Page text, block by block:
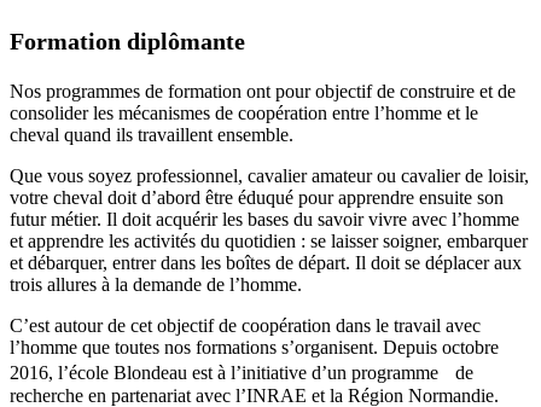
Formation diplômante
Nos programmes de formation ont pour objectif de construire et de
consolider les mécanismes de coopération entre l’homme et le
cheval quand ils travaillent ensemble.
Que vous soyez professionnel, cavalier amateur ou cavalier de loisir,
votre cheval doit d’abord être éduqué pour apprendre ensuite son
futur métier. Il doit acquérir les bases du savoir vivre avec l’homme
et apprendre les activités du quotidien : se laisser soigner, embarquer
et débarquer, entrer dans les boîtes de départ. Il doit se déplacer aux
trois allures à la demande de l’homme.
C’est autour de cet objectif de coopération dans le travail avec
l’homme que toutes nos formations s’organisent. Depuis octobre
2016, l’école Blondeau est à l’initiative d’un programme de
recherche en partenariat avec l’INRAE et la Région Normandie.